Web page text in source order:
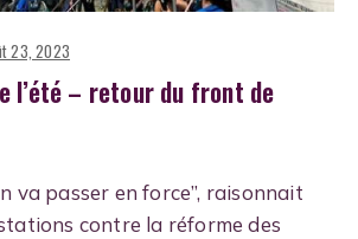
23, 2023
l’été – retour du front de
va passer en force”, raisonnait
contre la réforme des